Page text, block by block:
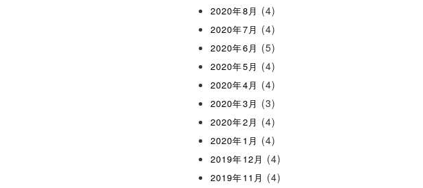
2020年8月 (4)
2020年7月 (4)
2020年6月 (5)
2020年5月 (4)
2020年4月 (4)
2020年3月 (3)
2020年2月 (4)
2020年1月 (4)
2019年12月 (4)
2019年11月 (4)